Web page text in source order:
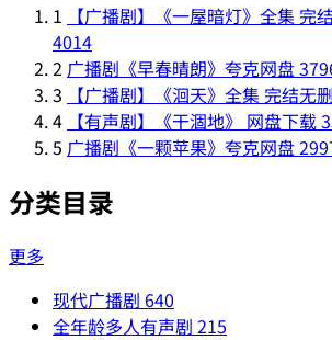
1
【广播剧】《一屋暗灯》全集 完
4014
2 广播剧《早春晴朗》夸克网盘
3
【广播剧】《洄天》全集 完结无
4 【有声剧】《干涸地》 网盘下载
5 广播剧《一颗苹果》夸克网盘
分类目录
更多
现代广播剧 640
全年龄多人有声剧 215